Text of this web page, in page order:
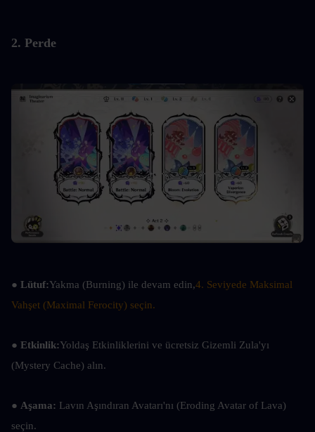
2. Perde
● Lütuf:Yakma (Burning) ile devam edin,4. Seviyede Maksimal
Vahşet (Maximal Ferocity) seçin.
● Etkinlik:Yoldaş Etkinliklerini ve ücretsiz Gizemli Zula'yı
(Mystery Cache) alın.
● Aşama: Lavın Aşındıran Avatarı'nı (Eroding Avatar of Lava)
seçin.